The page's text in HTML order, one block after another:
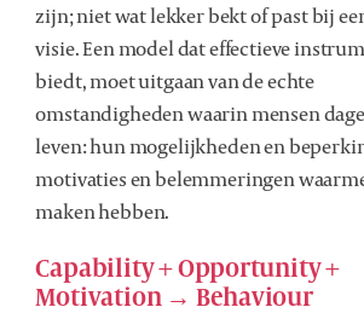
zijn; niet wat lekker bekt of past bij
visie. Een model dat effectieve
biedt, moet uitgaan van de echte
omstandigheden waarin mensen
leven: hun mogelijkheden en
motivaties en belemmeringen
maken hebben.
Capability + Opportunity +
Motivation → Behaviour